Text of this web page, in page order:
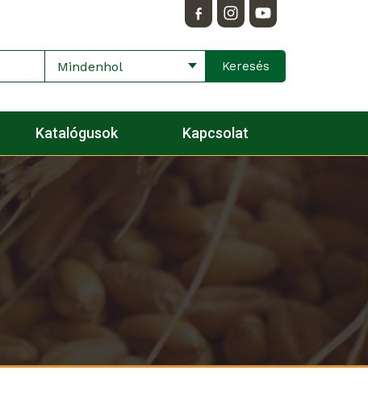
Mindenhol
Katalógusok Kapcsolat